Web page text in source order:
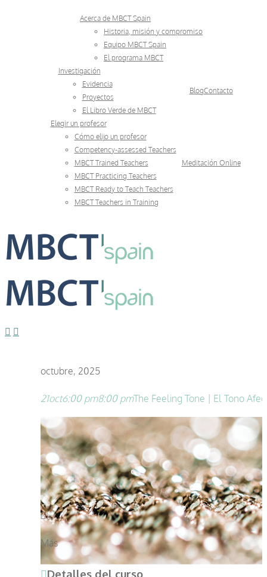
Acerca de MBCT Spain
Historia, misión y compromiso
Equipo MBCT Spain
El programa MBCT
Investigación
Evidencia
Proyectos
El Libro Verde de MBCT
BlogContacto
Elegir un profesor
Cómo elijo un profesor
Competency-assessed Teachers
MBCT Trained Teachers
MBCT Practicing Teachers
MBCT Ready to Teach Teachers
MBCT Teachers in Training
Meditación Online
octubre, 2025
21oct6:00 pm8:00 pmThe Feeling Tone | El Tono
Más
Detalles del curso